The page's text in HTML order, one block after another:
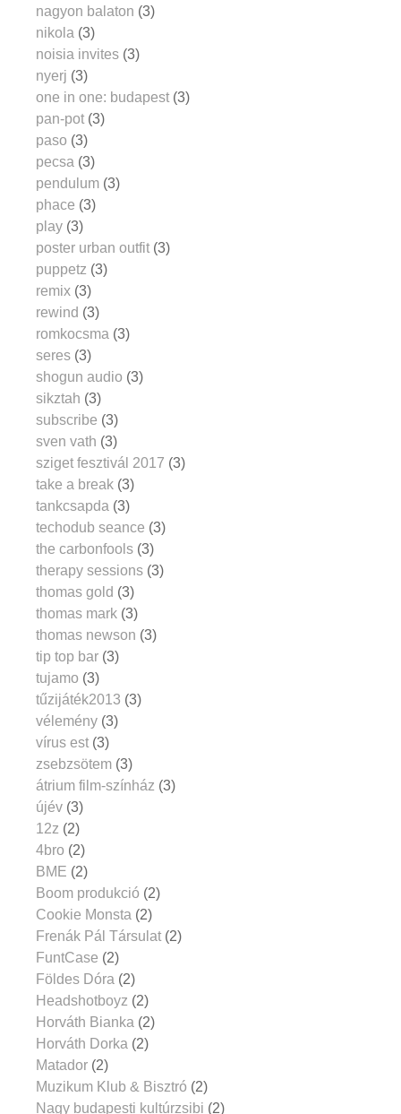
nagyon balaton (3)
nikola (3)
noisia invites (3)
nyerj (3)
one in one: budapest (3)
pan-pot (3)
paso (3)
pecsa (3)
pendulum (3)
phace (3)
play (3)
poster urban outfit (3)
puppetz (3)
remix (3)
rewind (3)
romkocsma (3)
seres (3)
shogun audio (3)
sikztah (3)
subscribe (3)
sven vath (3)
sziget fesztivál 2017 (3)
take a break (3)
tankcsapda (3)
techodub seance (3)
the carbonfools (3)
therapy sessions (3)
thomas gold (3)
thomas mark (3)
thomas newson (3)
tip top bar (3)
tujamo (3)
tűzijáték2013 (3)
vélemény (3)
vírus est (3)
zsebzsötem (3)
átrium film-színház (3)
újév (3)
12z (2)
4bro (2)
BME (2)
Boom produkció (2)
Cookie Monsta (2)
Frenák Pál Társulat (2)
FuntCase (2)
Földes Dóra (2)
Headshotboyz (2)
Horváth Bianka (2)
Horváth Dorka (2)
Matador (2)
Muzikum Klub & Bisztró (2)
Nagy budapesti kultúrzsibi (2)